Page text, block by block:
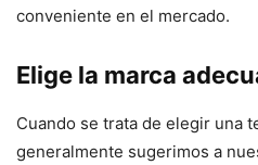
conveniente en el mercado.
Elige la marca
Cuando se trata de elegir una
generalmente sugerimos a